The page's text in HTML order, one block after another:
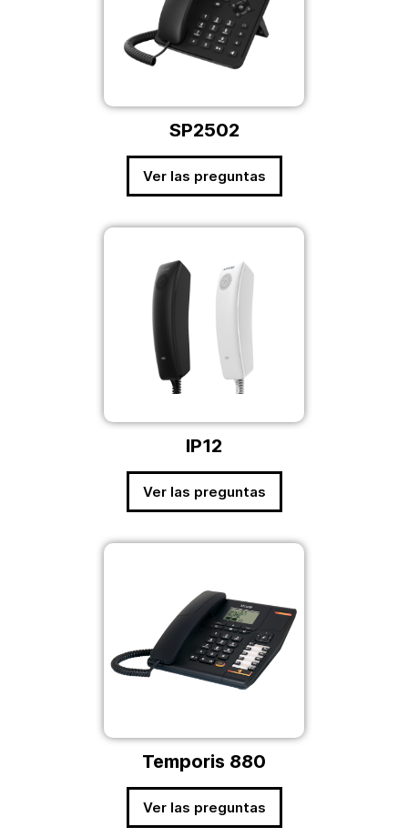
SP2502
Ver las preguntas
IP12
Ver las preguntas
Temporis 880
Ver las preguntas